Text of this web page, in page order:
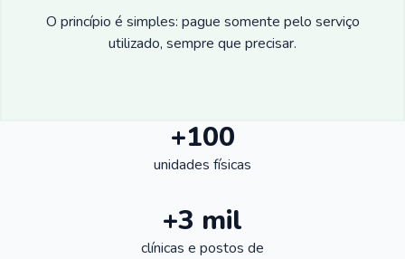
O princípio é simples: pague somente pelo serviço
utilizado, sempre que precisar.
+100
unidades físicas
+3 mil
clínicas e postos de